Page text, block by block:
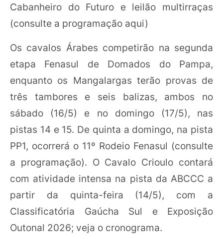
Cabanheiro do Futuro e leilão multirraças
(consulte a programação aqui)
Os cavalos Árabes competirão na segunda
etapa Fenasul de Domados do Pampa,
enquanto os Mangalargas terão provas de
três tambores e seis balizas, ambos no
sábado (16/5) e no domingo (17/5), nas
pistas 14 e 15. De quinta a domingo, na pista
PP1, ocorrerá o 11º Rodeio Fenasul (consulte
a programação). O Cavalo Crioulo contará
com atividade intensa na pista da ABCCC a
partir da quinta-feira (14/5), com a
Classificatória Gaúcha Sul e Exposição
Outonal 2026; veja o cronograma.